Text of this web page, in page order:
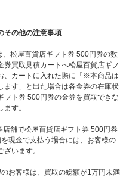
その他の注意事項
松屋百貨店ギフト券 500円券の数
買取見積カートへ松屋百貨店ギフ
、カートに入れた際に「※本商品は
ます」と出た場合は各金券の在庫状
フト券 500円券の金券を買取できな
す。
舗で松屋百貨店ギフト券 500円券
現金で支払う場合には、お客様の
います。
お客様は、買取の総額が1万円未満